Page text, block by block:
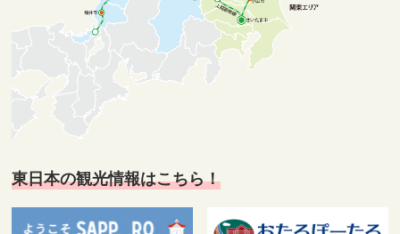
東日本の観光情報はこちら！